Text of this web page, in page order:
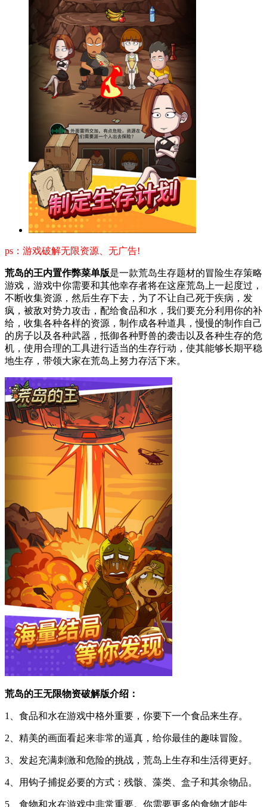
ps：游戏破解无限资源、无广告!
荒岛的王内置作弊菜单版是一款荒岛生存题材的冒险生存策略
游戏，游戏中你需要和其他幸存者将在这座荒岛上一起度过，
不断收集资源，然后生存下去，为了不让自己死于疾病，发
疯，被敌对势力攻击，配给食品和水，我们要充分利用你的补
给，收集各种各样的资源，制作成各种道具，慢慢的制作自己
的房子以及各种武器，抵御各种野兽的袭击以及各种生存的危
机，使用合理的工具进行适当的生存行动，使其能够长期平稳
地生存，带领大家在荒岛上努力存活下来。
荒岛的王无限物资破解版介绍：
1、食品和水在游戏中格外重要，你要下一个食品来生存。
2、精美的画面看起来非常的逼真，给你最佳的趣味冒险。
3、发起充满刺激和危险的挑战，荒岛上生存和生活得更好。
4、用钩子捕捉必要的方式：残骸、藻类、盒子和其余物品。
5、食物和水在游戏中非常重要。你需要更多的食物才能生